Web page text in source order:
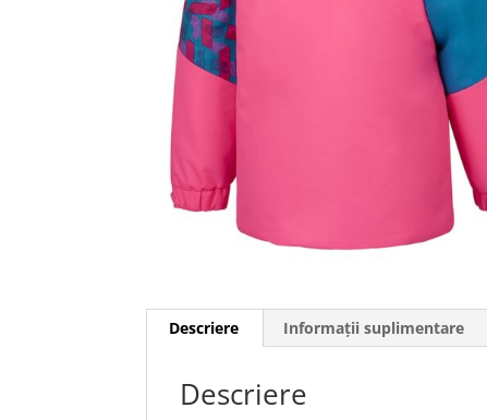
Descriere Informații suplimentare
Descriere